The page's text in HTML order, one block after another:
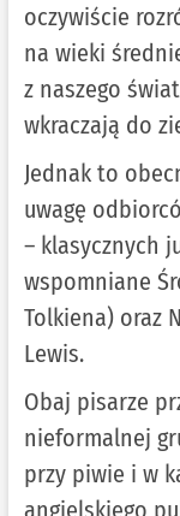
oczywiście
na wieki
z naszego
wkraczają do
Jednak to
uwagę
– klasycznych
wspomniane
Tolkiena) oraz
Lewis.
Obaj pisarze
nieformalnej
przy piwie i w
angielskiego